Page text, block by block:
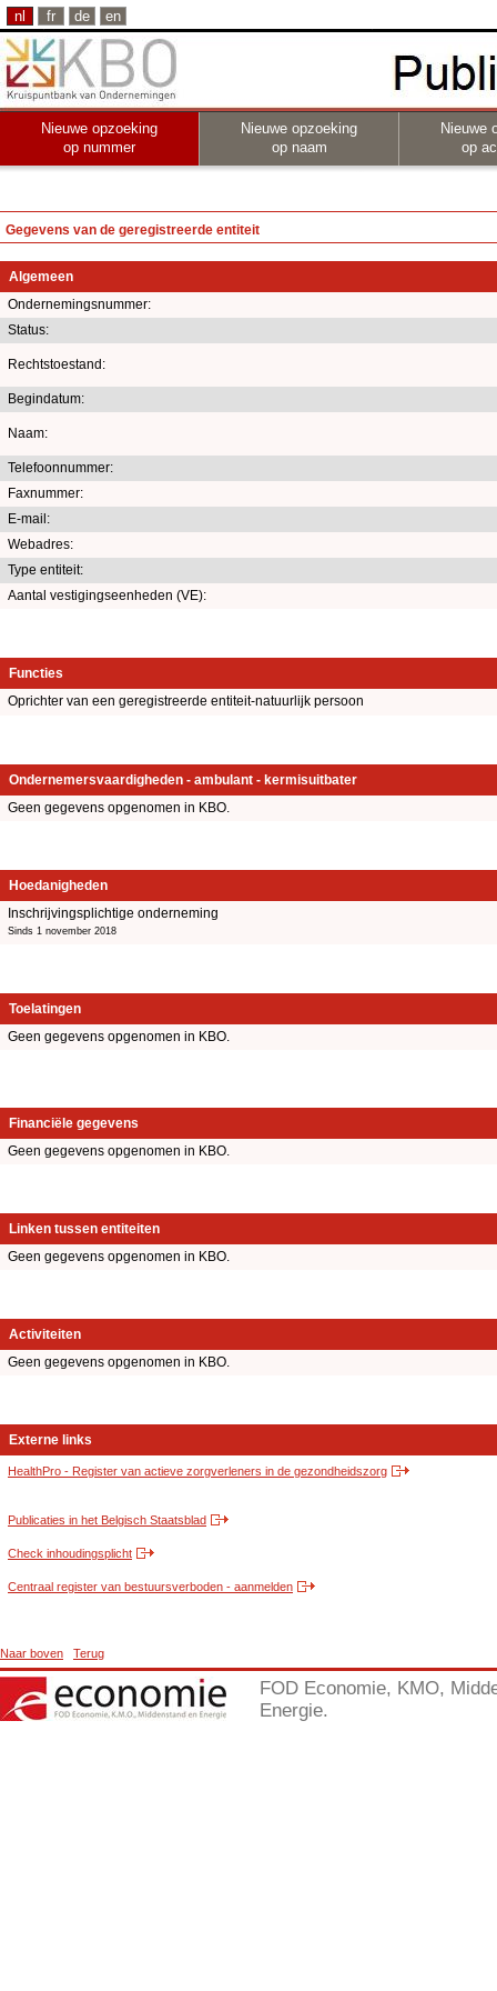
nl fr de en
Nieuwe opzoeking
op nummer
Nieuwe opzoeking
op naam
Nieuwe
op
Gegevens van de geregistreerde entiteit
Algemeen
Ondernemingsnummer:
Status:
Rechtstoestand:
Begindatum:
Naam:
Telefoonnummer:
Faxnummer:
E-mail:
Webadres:
Type entiteit:
Aantal vestigingseenheden (VE):
Functies
Oprichter van een geregistreerde entiteit-natuurlijk persoon
Ondernemersvaardigheden - ambulant - kermisuitbater
Geen gegevens opgenomen in KBO.
Hoedanigheden
Inschrijvingsplichtige onderneming
Sinds 1 november 2018
Toelatingen
Geen gegevens opgenomen in KBO.
Financiële gegevens
Geen gegevens opgenomen in KBO.
Linken tussen entiteiten
Geen gegevens opgenomen in KBO.
Activiteiten
Geen gegevens opgenomen in KBO.
Externe links
HealthPro - Register van actieve zorgverleners in de gezondheidszorg
Publicaties in het Belgisch Staatsblad
Check inhoudingsplicht
Centraal register van bestuursverboden - aanmelden
Naar boven Terug
FOD Economie, KMO,
Energie.